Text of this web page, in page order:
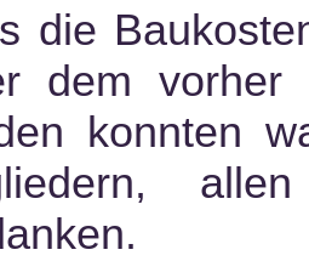
die
dem vorher
konnten